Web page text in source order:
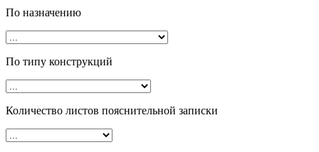
По назначению
По типу конструкций
Количество листов пояснительной записки